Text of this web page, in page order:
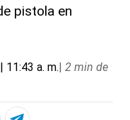
pistola en
11:43 a. m.| 2 min de